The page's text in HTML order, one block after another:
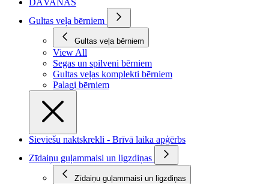
DĀVANAS
Gultas veļa bērniem
Gultas veļa bērniem
View All
Segas un spilveni bērniem
Gultas veļas komplekti bērniem
Palagi bērniem
Sieviešu naktskrekli - Brīvā laika apģērbs
Zīdaiņu guļammaisi un ligzdiņas
Zīdaiņu guļammaisi un ligzdiņas